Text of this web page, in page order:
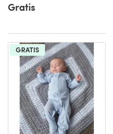
Gratis
GRATIS